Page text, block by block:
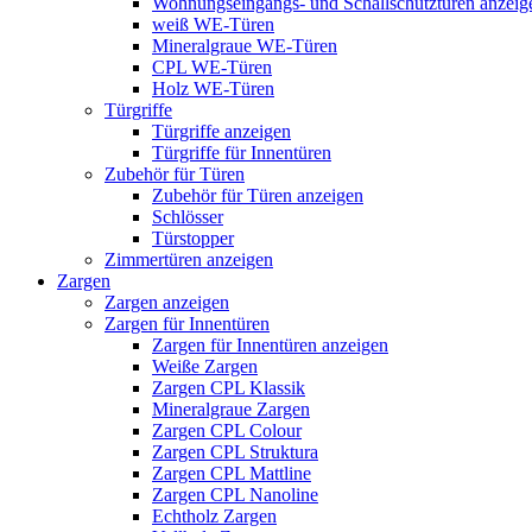
weiß WE-Türen
Mineralgraue WE-Türen
CPL WE-Türen
Holz WE-Türen
Türgriffe
Türgriffe anzeigen
Türgriffe für Innentüren
Zubehör für Türen
Zubehör für Türen anzeigen
Schlösser
Türstopper
Zimmertüren anzeigen
Zargen
Zargen anzeigen
Zargen für Innentüren
Zargen für Innentüren anzeigen
Weiße Zargen
Zargen CPL Klassik
Mineralgraue Zargen
Zargen CPL Colour
Zargen CPL Struktura
Zargen CPL Mattline
Zargen CPL Nanoline
Echtholz Zargen